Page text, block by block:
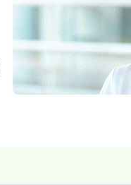
気になる